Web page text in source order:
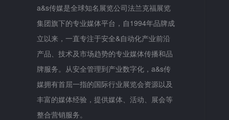
a&s传媒是全球知名展览公司法兰克福展览
集团旗下的专业媒体平台，自1994年品牌成
立以来，一直专注于安全&自动化产业前沿
产品、技术及市场趋势的专业媒体传播和品
牌服务。从安全管理到产业数字化，a&s传
媒拥有首屈一指的国际行业展览会资源以及
丰富的媒体经验，提供媒体、活动、展会等
整合营销服务。